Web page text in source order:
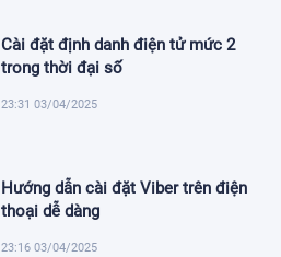
Cài đặt định danh điện tử mức 2
trong thời đại số
23:31 03/04/2025
Hướng dẫn cài đặt Viber trên điện
thoại dễ dàng
23:16 03/04/2025